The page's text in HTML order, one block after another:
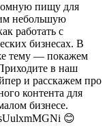
пищу для
небольшую
работать с
бизнесах. В
тему — покажем
в наш
и расскажем про
контента для
бизнесе.
😊